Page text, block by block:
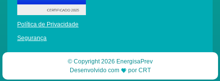
Política de Privacidade
Segurança
© Copyright 2026 EnergisaPrev
Desenvolvido com
por CRT